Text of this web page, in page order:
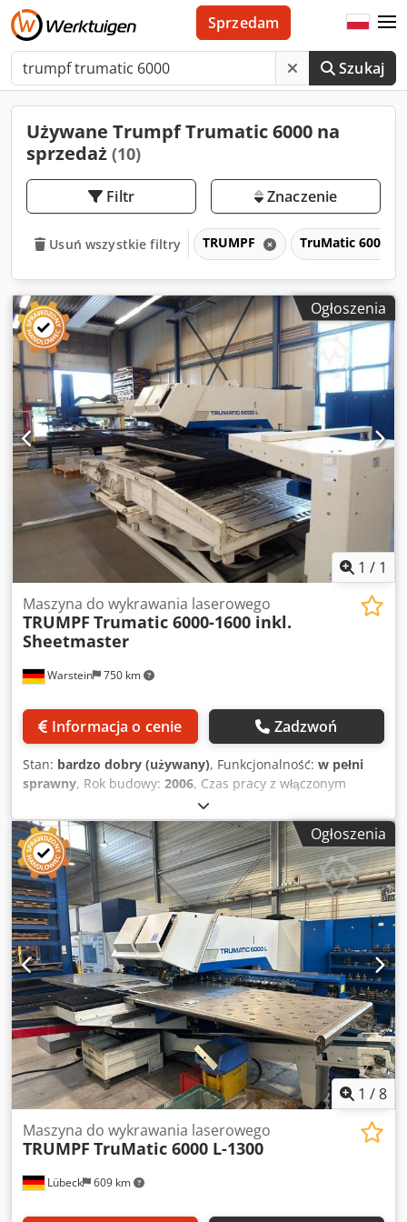
Szukaj
Sprzedam
Używane Trumpf Trumatic 6000 na
sprzedaż (10)
Filtr Znaczenie
Usuń wszystkie filtry TRUMPF TruMatic 6000
Ogłoszenia
1 / 1
Warstein 750 km
Maszyna do wykrawania laserowego
TRUMPF Trumatic 6000-1600 inkl.
Sheetmaster
Informacja o cenie Zadzwoń
Stan: bardzo dobry (używany), Funkcjonalność: w pełni
sprawny, Rok budowy: 2006, Czas pracy z włączonym
promieniowaniem: 12 577 godzin Cedpfx Amjznir Ae Rsrf
Czas pracy z włączonym laserem: 72 745 godzin wraz z
urządzeniem Sheetmaster.
Ogłoszenia
1 /8
Lübeck 609 km
Maszyna do wykrawania laserowego
TRUMPF TruMatic 6000 L-1300